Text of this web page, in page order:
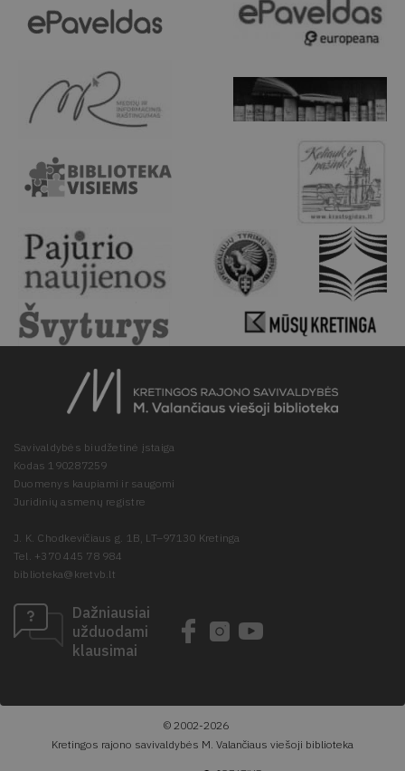
Savivaldybės biudžetinė įstaiga
Kodas 190287259
Duomenys kaupiami ir saugomi
Juridinių asmenų registre
J. K. Chodkevičiaus g. 1B, LT–97130 Kretinga
Tel. +370 445 78 984
biblioteka@kretvb.lt
Dažniausiai
užduodami
klausimai
© 2002-2026
Kretingos rajono savivaldybės M. Valančiaus viešoji biblioteka